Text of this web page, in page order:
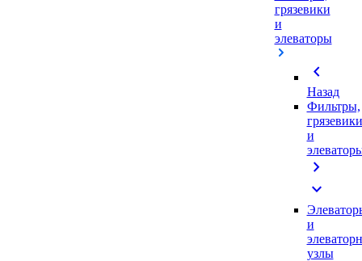
грязевики
и
элеваторы
chevron_left
Назад
Фильтры,
грязевики
и
chevron_right
expand_more
и
узлы